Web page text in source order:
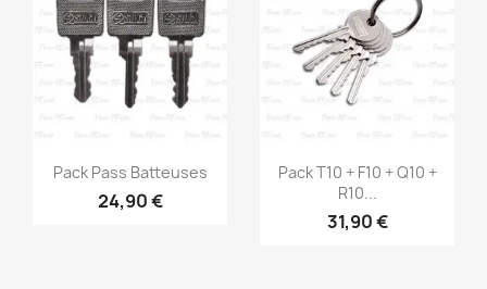
Aperçu rapide
Pack Pass Batteuses
24,90 €
Aperçu rapide
Pack T10 + F10 + Q10 +
R10...
31,90 €